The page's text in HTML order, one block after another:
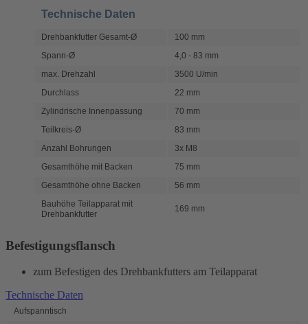
Technische Daten
Drehbankfutter Gesamt-Ø
100 mm
Spann-Ø
4,0 - 83 mm
max. Drehzahl
3500 U/min
Durchlass
22 mm
Zylindrische Innenpassung
70 mm
Teilkreis-Ø
83 mm
Anzahl Bohrungen
3x M8
Gesamthöhe mit Backen
75 mm
Gesamthöhe ohne Backen
56 mm
Bauhöhe Teilapparat mit
Drehbankfutter
169 mm
Befestigungsflansch
zum Befestigen des Drehbankfutters am Teilapparat
Technische Daten
Aufspanntisch